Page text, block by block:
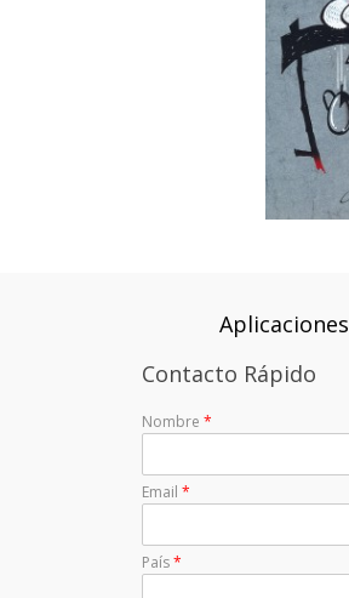
Aplicaciones
Contacto Rápido
Nombre *
Email *
País*